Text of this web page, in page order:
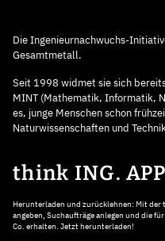
Die Ingenieurnachwuchs-
Gesamtmetall.
Seit 1998 widmet sie sich
MINT (Mathematik, Informatik,
es, junge Menschen schon
Naturwissenschaften und
think ING. APP
Herunterladen und zurücklehnen: Mit der
angeben, Suchaufträge anlegen und die
Co. erhalten. Jetzt herunterladen!